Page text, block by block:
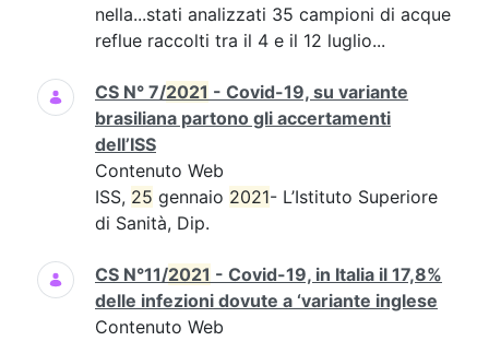
nella...stati analizzati 35 campioni di acque
reflue raccolti tra il 4 e il 12 luglio...
CS N° 7/2021 - Covid-19, su variante
brasiliana partono gli accertamenti
dell’ISS
Contenuto Web
ISS, 25 gennaio 2021- L’Istituto Superiore
di Sanità, Dip.
CS N°11/2021 - Covid-19, in Italia il 17,8%
delle infezioni dovute a ‘variante inglese
Contenuto Web